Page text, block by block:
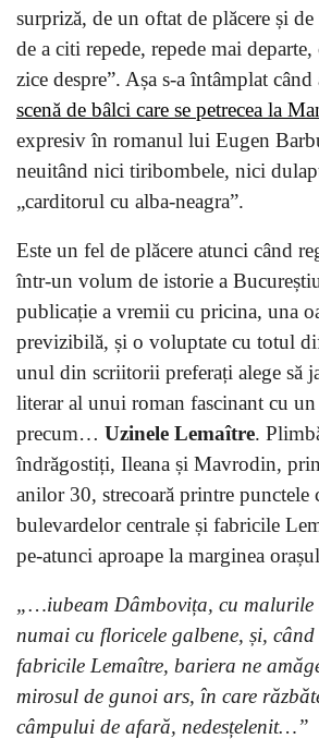
surpriză, de un oftat de plăcere și
de a citi repede, repede mai departe,
zice despre”. Așa s-a întâmplat când
scenă de bâlci care se petrecea la
expresiv în romanul lui Eugen
neuitând nici tiribombele, nici
„carditorul cu alba-neagra”.
Este un fel de plăcere atunci când
într-un volum de istorie a
publicație a vremii cu pricina, una
previzibilă, și o voluptate cu totul
unul din scriitorii preferați alege să
literar al unui roman fascinant cu un
precum… Uzinele Lemaître.
îndrăgostiți, Ileana și Mavrodin,
anilor 30, strecoară printre punctele
bulevardelor centrale și fabricile
pe-atunci aproape la marginea
„…iubeam Dâmbovița, cu malurile
numai cu floricele galbene, și,
fabricile Lemaître, bariera ne
mirosul de gunoi ars, în care
câmpului de afară, nedesțelenit…”